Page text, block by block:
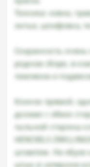
Техника: ковка,
литье, шлифовка,
Сохранность
родном сборе, в
темляком и
Клинок прямой,
долами с обеих
тыльной стороны
HENCKELS
штампом. На обухе
штык в саперном